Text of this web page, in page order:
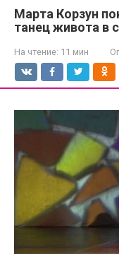
Марта Корзун
танец живота в
На чтение: 11 мин